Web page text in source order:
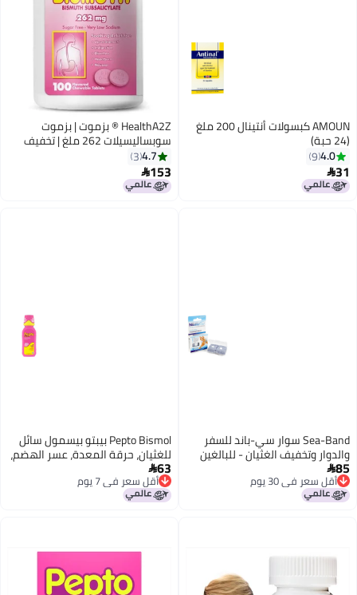
AMOUN كبسولات أنتينال 200 ملغ
(24 حبة)
4.0
9
31
HealthA2Z ® بزموت | بزموت
سوبساليسيلات 262 ملغ | تخفيف
متعدد الأعراض | (100 حبة (عبوة
واحدة))
4.7
3
153
Sea-Band سوار سي-باند للسفر
والدوار وتخفيف الغثيان - للبالغين
(رمادي)، 1 زوج
85
أقل سعر في 30 يوم
أقل سعر في 30 يوم
Pepto Bismol بيبتو بيسمول سائل
للغثيان، حرقة المعدة، عسر الهضم،
اضطراب المعدة، والإسهال - تخفيف
أونصات
63
أقل سعر في 7 يوم
أقل سعر في 7 يوم